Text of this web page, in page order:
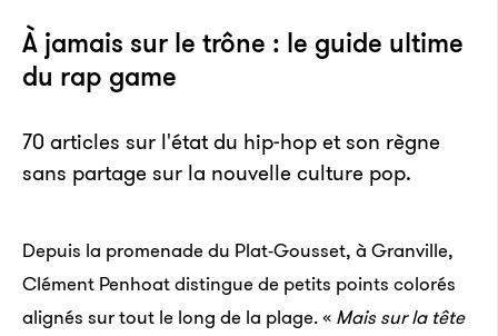
neuropharmacologie à l’Imperial College de Londres
a identifié des molécules pouvant remplacer
l’éthanol, dont la toxicité serait moindre. L’année
dévoiler la composition exacte. Après avoir testé 90
combinaisons chimiques, il affirme aujourd’hui
avec l’alcool.
À jamais sur le trône : le guide ultime
du rap game
70 articles sur l'état du hip-hop et son règne
sans partage sur la nouvelle culture pop.
Depuis la promenade du Plat-Gousset, à Granville,
Clément Penhoat distingue de petits points colorés
alignés sur tout le long de la plage. « Mais sur la tête